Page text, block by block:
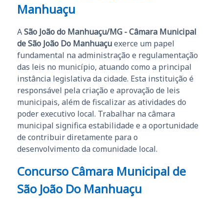
Manhuaçu
ASão João do Manhuaçu/MG - Câmara Municipal
de São João Do Manhuaçuexerce um papel
fundamental na administração e regulamentação
das leis no município, atuando como a principal
instância legislativa da cidade. Esta instituição é
responsável pela criação e aprovação de leis
municipais, além de fiscalizar as atividades do
poder executivo local. Trabalhar na câmara
municipal significa estabilidade e a oportunidade
de contribuir diretamente para o
desenvolvimento da comunidade local.
Concurso Câmara Municipal de
São João Do Manhuaçu